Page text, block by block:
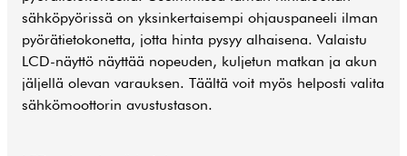
sähköpyörissä on yksinkertaisempi ohjauspaneeli ilman
pyörätietokonetta, jotta hinta pysyy alhaisena. Valaistu
LCD-näyttö näyttää nopeuden, kuljetun matkan ja akun
jäljellä olevan varauksen. Täältä voit myös helposti valita
sähkömoottorin avustustason.